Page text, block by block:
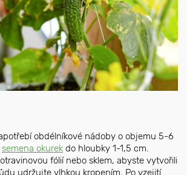
obdélníkové nádoby o objemu 5-6
semena okurek do hloubky 1-1,5 cm.
fólií nebo sklem, abyste vytvořili
udržujte vlhkou kropením. Po vzejití